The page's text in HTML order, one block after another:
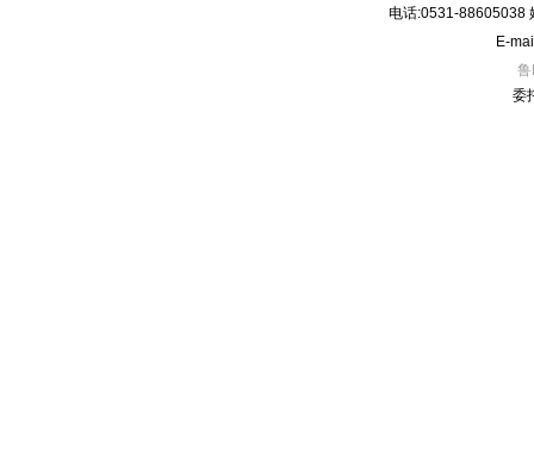
电话:0531-88605038
E-
委